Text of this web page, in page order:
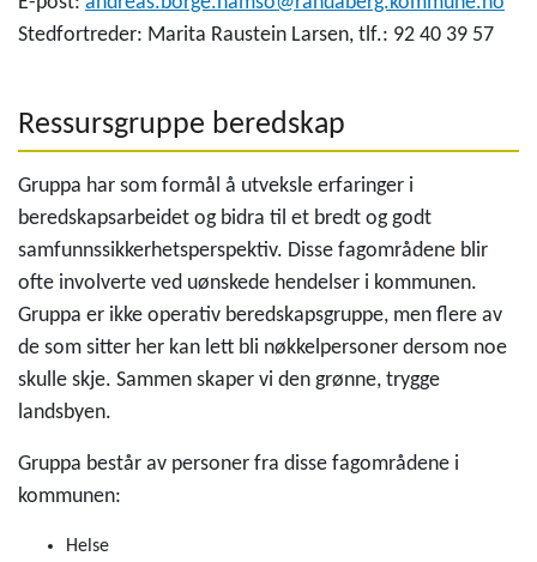
Stedfortreder: Marita Raustein Larsen, tlf.: 92 40 39 57
Ressursgruppe beredskap
Gruppa har som formål å utveksle erfaringer i
beredskapsarbeidet og bidra til et bredt og godt
samfunnssikkerhetsperspektiv. Disse fagområdene blir
ofte involverte ved uønskede hendelser i kommunen.
Gruppa er ikke operativ beredskapsgruppe, men flere av
de som sitter her kan lett bli nøkkelpersoner dersom noe
skulle skje. Sammen skaper vi den grønne, trygge
landsbyen.
Gruppa består av personer fra disse fagområdene i
kommunen:
Helse